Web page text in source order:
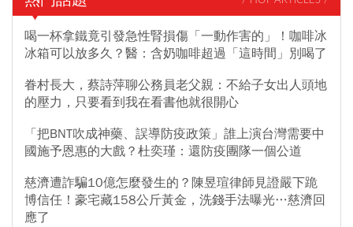
喝一杯拿鐵竟引發急性腎損傷「一動作害的」！咖啡冰
冰箱可以放多久？醫：含奶咖啡超過「這時間」別喝了
眷村長大，蔡詩萍聊公務員老父親：不給子女出人頭地
的壓力，只要看到我在看書他就很開心
「把BNT吹成神藥、誤導防疫政策」誰上演台灣需要中
國施予恩惠的大戲？杜奕瑾：還防疫團隊一個公道
慈濟遭詐騙10億怎麼發生的？陳昱瑄律師見證嚴下跪
博信任！豪宅藏158公斤黃金，洗錢手法曝光…慈濟回
應了